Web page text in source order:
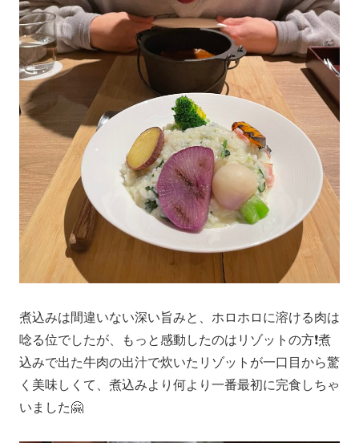
煮込みは間違いない深い旨みと、ホロホロに溶ける肉は
唸る位でしたが、もっと感動したのはリゾットの方❗️煮
込みで出た牛肉の出汁で炊いたリゾットが一口目から驚
く美味しくて、煮込みより何より一番最初に完食しちゃ
いました🤗